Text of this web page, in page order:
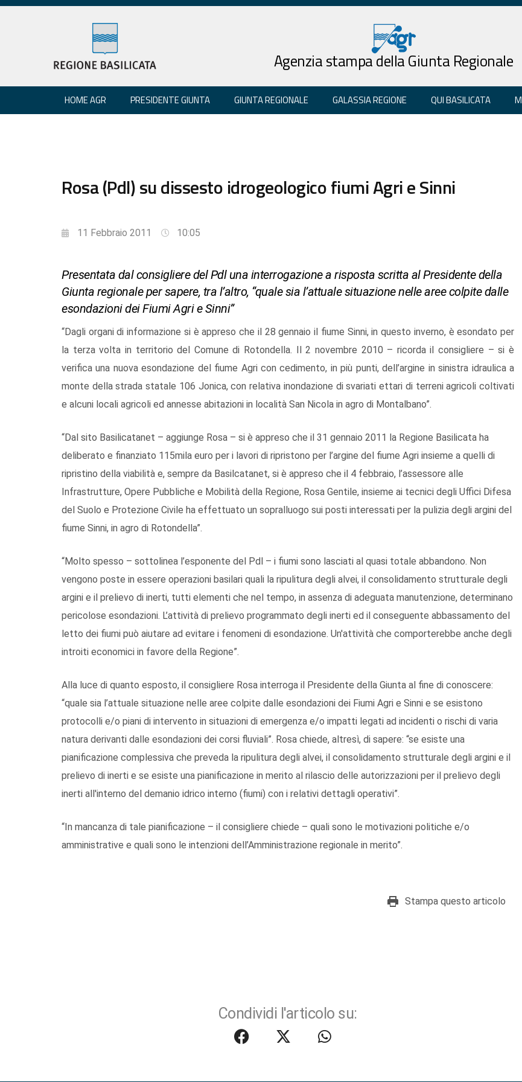
Agenzia stampa della Giunta Regionale
HOME AGR PRESIDENTE GIUNTA GIUNTA REGIONALE GALASSIA REGIONE QUI BASILICATA
Rosa (Pdl) su dissesto idrogeologico fiumi Agri e Sinni
11 Febbraio 2011 10:05
Presentata dal consigliere del Pdl una interrogazione a risposta scritta al Presidente della
Giunta regionale per sapere, tra l’altro, “quale sia l’attuale situazione nelle aree colpite dalle
esondazioni dei Fiumi Agri e Sinni”
“Dagli organi di informazione si è appreso che il 28 gennaio il fiume Sinni, in questo inverno, è esondato per
la terza volta in territorio del Comune di Rotondella. Il 2 novembre 2010 – ricorda il consigliere – si è
verifica una nuova esondazione del fiume Agri con cedimento, in più punti, dell’argine in sinistra idraulica a
monte della strada statale 106 Jonica, con relativa inondazione di svariati ettari di terreni agricoli coltivati
e alcuni locali agricoli ed annesse abitazioni in località San Nicola in agro di Montalbano”.
“Dal sito Basilicatanet – aggiunge Rosa – si è appreso che il 31 gennaio 2011 la Regione Basilicata ha
deliberato e finanziato 115mila euro per i lavori di ripristono per l’argine del fiume Agri insieme a quelli di
ripristino della viabilità e, sempre da Basilcatanet, si è appreso che il 4 febbraio, l’assessore alle
Infrastrutture, Opere Pubbliche e Mobilità della Regione, Rosa Gentile, insieme ai tecnici degli Uffici Difesa
del Suolo e Protezione Civile ha effettuato un sopralluogo sui posti interessati per la pulizia degli argini del
fiume Sinni, in agro di Rotondella”.
“Molto spesso – sottolinea l’esponente del Pdl – i fiumi sono lasciati al quasi totale abbandono. Non
vengono poste in essere operazioni basilari quali la ripulitura degli alvei, il consolidamento strutturale degli
argini e il prelievo di inerti, tutti elementi che nel tempo, in assenza di adeguata manutenzione, determinano
pericolose esondazioni. L’attività di prelievo programmato degli inerti ed il conseguente abbassamento del
letto dei fiumi può aiutare ad evitare i fenomeni di esondazione. Un'attività che comporterebbe anche degli
introiti economici in favore della Regione”.
Alla luce di quanto esposto, il consigliere Rosa interroga il Presidente della Giunta al fine di conoscere:
“quale sia l’attuale situazione nelle aree colpite dalle esondazioni dei Fiumi Agri e Sinni e se esistono
protocolli e/o piani di intervento in situazioni di emergenza e/o impatti legati ad incidenti o rischi di varia
natura derivanti dalle esondazioni dei corsi fluviali”. Rosa chiede, altresì, di sapere: “se esiste una
pianificazione complessiva che preveda la ripulitura degli alvei, il consolidamento strutturale degli argini e il
prelievo di inerti e se esiste una pianificazione in merito al rilascio delle autorizzazioni per il prelievo degli
inerti all'interno del demanio idrico interno (fiumi) con i relativi dettagli operativi”.
“In mancanza di tale pianificazione – il consigliere chiede – quali sono le motivazioni politiche e/o
amministrative e quali sono le intenzioni dell’Amministrazione regionale in merito”.
Stampa questo articolo
Condividi l'articolo su: